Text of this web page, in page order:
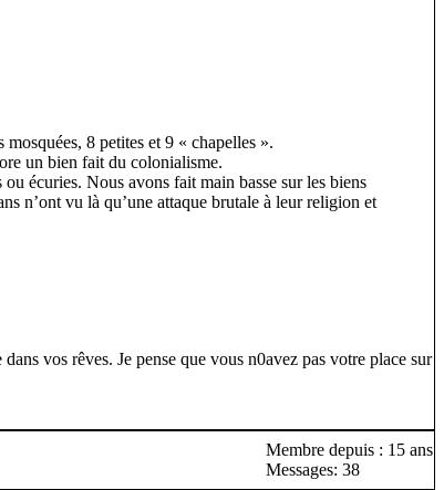
8 petites et 9 « chapelles ».
un bien fait du colonialisme.
écuries. Nous avons fait main basse sur les biens
n’ont vu là qu’une attaque brutale à leur religion et
vos rêves. Je pense que vous n0avez pas votre place sur
Membre depuis : 15 ans
Messages: 38